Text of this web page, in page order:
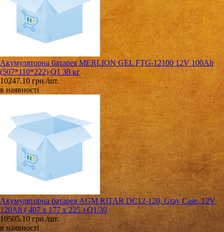
Акумуляторна батарея MERLION GEL FTG-12100 12V 100Ah
(507*110*222) Q1 30 кг
10247.10 грн./шт.
в наявності
Акумуляторна батарея AGM RITAR DC12-120, Gray Case, 12V
120Ah ( 407 x 177 x 225 ) Q1/30
10505.10 грн./шт.
в наявності